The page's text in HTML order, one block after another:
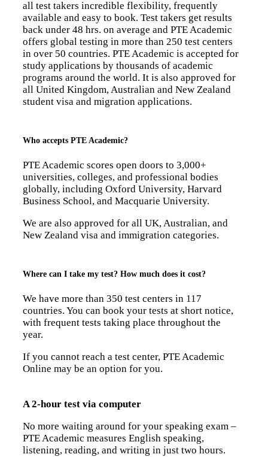
all test takers incredible flexibility, frequently
available and easy to book. Test takers get results
back under 48 hrs. on average and PTE Academic
offers global testing in more than 250 test centers
in over 50 countries. PTE Academic is accepted for
study applications by thousands of academic
programs around the world. It is also approved for
all United Kingdom, Australian and New Zealand
student visa and migration applications.
Who accepts PTE Academic?
PTE Academic scores open doors to 3,000+
universities, colleges, and professional bodies
globally, including Oxford University, Harvard
Business School, and Macquarie University.
We are also approved for all UK, Australian, and
New Zealand visa and immigration categories.
Where can I take my test? How much does it cost?
We have more than 350 test centers in 117
countries. You can book your tests at short notice,
with frequent tests taking place throughout the
year.
If you cannot reach a test center, PTE Academic
Online may be an option for you.
A 2-hour test via computer
No more waiting around for your speaking exam –
PTE Academic measures English speaking,
listening, reading, and writing in just two hours.